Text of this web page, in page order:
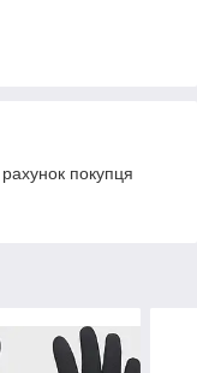
покупця